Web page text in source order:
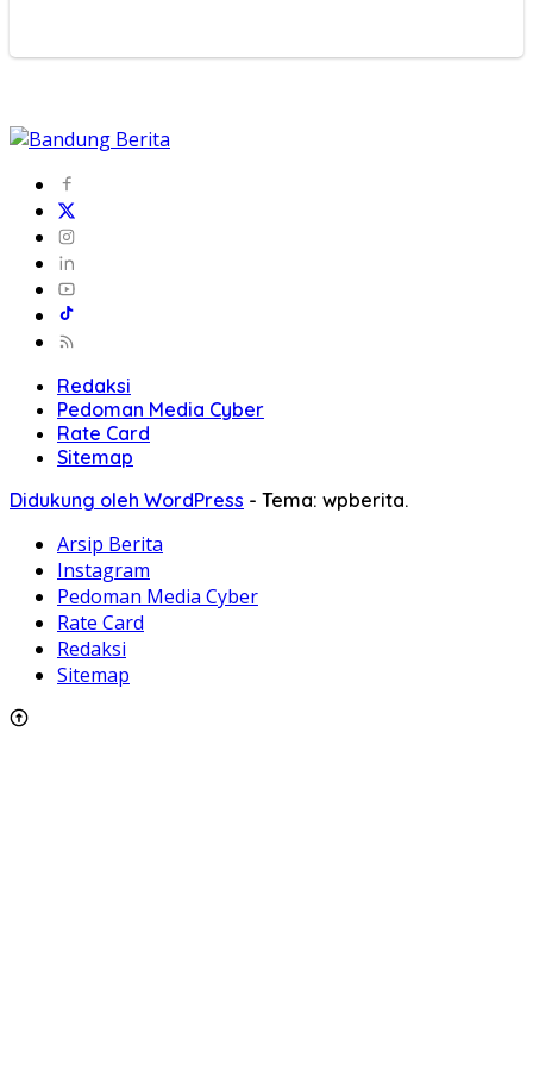
Redaksi
Pedoman Media Cyber
Rate Card
Sitemap
Didukung oleh WordPress - Tema: wpberita.
Arsip Berita
Instagram
Pedoman Media Cyber
Rate Card
Redaksi
Sitemap